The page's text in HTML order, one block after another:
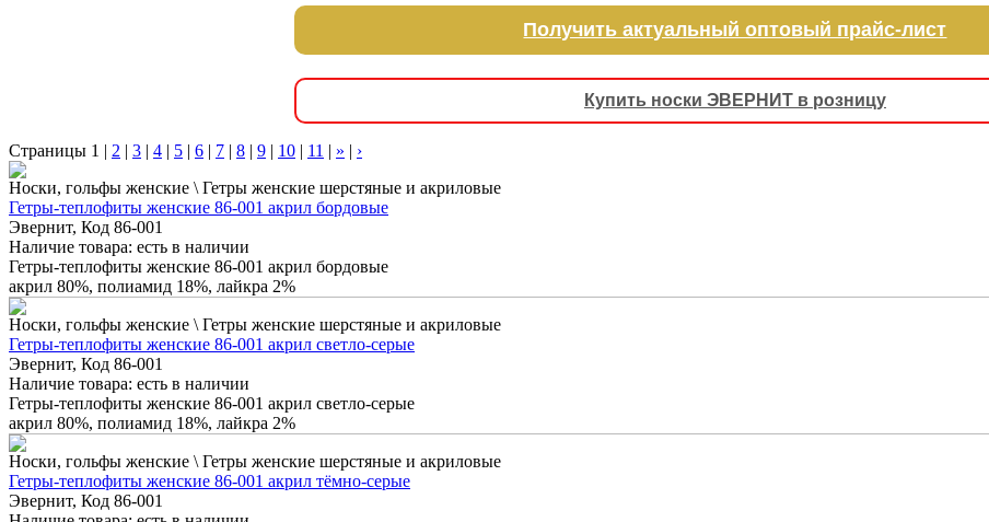
Получить актуальный оптовый прайс-лист
Купить носки ЭВЕРНИТ в розницу
Страницы 1 | 2 | 3 | 4 | 5 | 6 | 7 | 8 | 9 | 10 | 11 | » | ›
Носки, гольфы женские \ Гетры женские шерстяные и акриловые
Гетры-теплофиты женские 86-001 акрил бордовые
Эвернит, Код 86-001
Наличие товара: есть в наличии
Гетры-теплофиты женские 86-001 акрил бордовые
акрил 80%, полиамид 18%, лайкра 2%
Носки, гольфы женские \ Гетры женские шерстяные и акриловые
Гетры-теплофиты женские 86-001 акрил светло-серые
Эвернит, Код 86-001
Наличие товара: есть в наличии
Гетры-теплофиты женские 86-001 акрил светло-серые
акрил 80%, полиамид 18%, лайкра 2%
Носки, гольфы женские \ Гетры женские шерстяные и акриловые
Гетры-теплофиты женские 86-001 акрил тёмно-серые
Эвернит, Код 86-001